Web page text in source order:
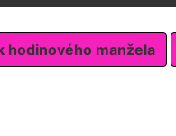
hodinového manžela